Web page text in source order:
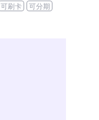
可刷卡
可分期